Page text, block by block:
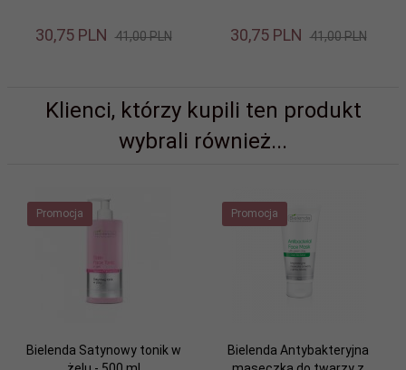
30,75 PLN 41,00 PLN 30,75 PLN 41,00 PLN
Klienci, którzy kupili ten produkt
wybrali również...
Promocja
Bielenda Satynowy tonik w
Promocja
Bielenda Antybakteryjna